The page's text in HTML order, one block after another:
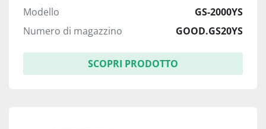
Modello
GS-2000YS
Numero di magazzino
GOOD.GS20YS
SCOPRI PRODOTTO